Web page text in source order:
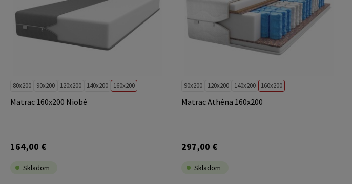
80x200 90x200 120x200 140x200 160x200
Matrac 160x200 Niobé
164,00 €
Skladom
90x200 120x200 140x200 160x200
Matrac Athéna 160x200
297,00 €
Skladom